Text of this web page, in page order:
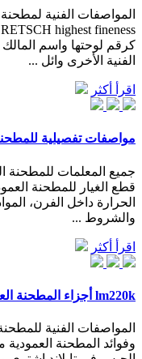
المواصفات الفنية
كرقم لوحتها واسم
الفنية الأخرى وائل ...
اقرأ أكثر
مواصفات تفصيلية
جميع المعلمات للمطحنة
قطع الغيار للمطحنة
الحرارة داخل الفرن،
والشروط ...
اقرأ أكثر
lm220k أجزاء المطحنة العمودية
المواصفات الفنية